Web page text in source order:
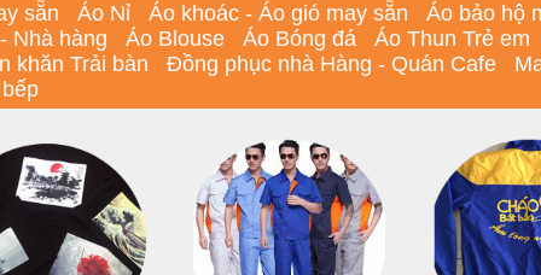
sẵn Áo Nỉ Áo khoác - Áo gió may sẵn
Áo bảo hộ
Nhà hàng
Áo Blouse Áo Bóng đá
Áo Thun Trẻ em
khăn Trải bàn
Đồng phục nhà Hàng - Quán Cafe